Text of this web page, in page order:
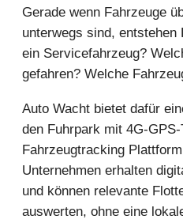
Gerade wenn Fahrzeuge
unterwegs sind,
ein Servicefahrzeug?
gefahren? Welche
Auto Wacht bietet dafür
den Fuhrpark mit 4G-
Fahrzeugtracking
Unternehmen erhalten
und können relevante
auswerten, ohne eine